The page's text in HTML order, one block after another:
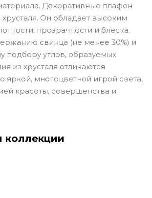
Декоративные плафон
Он обладает высоким
прозрачности и блеска.
свинца (не менее 30%) и
подбору углов, образуемых
из хрусталя отличаются
яркой, многоцветной игрой света,
красоты, совершенства и
коллекции